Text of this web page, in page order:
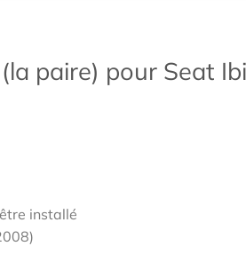
paire) pour Seat
installé